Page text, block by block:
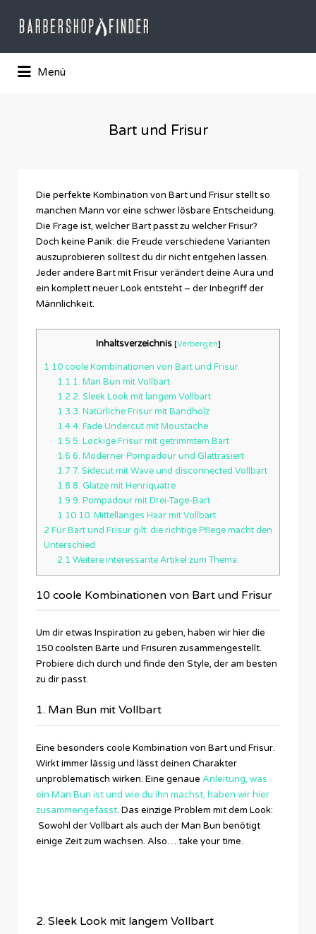
Das Barber-Shop Verzechnis
Suchen
nach:
Menü
Bart und Frisur
Die perfekte Kombination von Bart und Frisur stellt so
manchen Mann vor eine schwer lösbare Entscheidung.
Die Frage ist, welcher Bart passt zu welcher Frisur?
Doch keine Panik: die Freude verschiedene Varianten
auszuprobieren solltest du dir nicht entgehen lassen.
Jeder andere Bart mit Frisur verändert deine Aura und
ein komplett neuer Look entsteht – der Inbegriff der
Männlichkeit.
Inhaltsverzeichnis [Verbergen]
1 10 coole Kombinationen von Bart und Frisur
1.1 1. Man Bun mit Vollbart
1.2 2. Sleek Look mit langem Vollbart
1.3 3. Natürliche Frisur mit Bandholz
1.44. Fade Undercut mit Moustache
1.5 5. Lockige Frisur mit getrimmtem Bart
1.6 6. Moderner Pompadour und Glattrasiert
1.7 7. Sidecut mit Wave und disconnected Vollbart
1.8 8. Glatze mit Henriquatre
1.9 9. Pompadour mit Drei-Tage-Bart
1.1010. Mittellanges Haar mit Vollbart
2 Für Bart und Frisur gilt: die richtige Pflege macht den
Unterschied
2.1 Weitere interessante Artikel zum Thema:
10 coole Kombinationen von Bart und Frisur
Um dir etwas Inspiration zu geben, haben wir hier die
150 coolsten Bärte und Frisuren zusammengestellt.
Probiere dich durch und finde den Style, der am besten
zu dir passt.
1. Man Bun mit Vollbart
Eine besonders coole Kombination von Bart und Frisur.
Wirkt immer lässig und lässt deinen Charakter
unproblematisch wirken. Eine genaue Anleitung, was
ein Man Bun ist und wie du ihn machst, haben wir hier
zusammengefasst. Das einzige Problem mit dem Look:
Sowohl der Vollbart als auch der Man Bun benötigt
einige Zeit zum wachsen. Also… take your time.
2. Sleek Look mit langem Vollbart